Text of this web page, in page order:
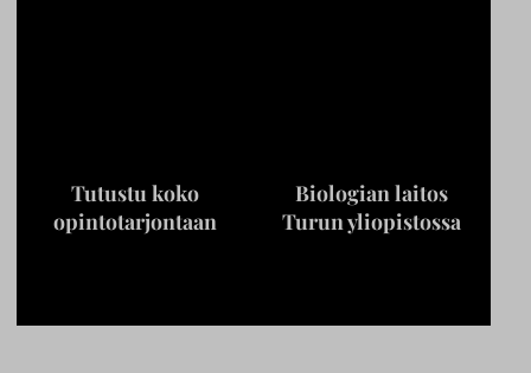
Tutustu koko
opintotarjontaan
Biologian laitos
Turun yliopistossa